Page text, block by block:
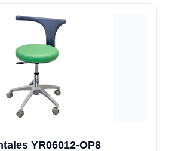
YR06012-OP8